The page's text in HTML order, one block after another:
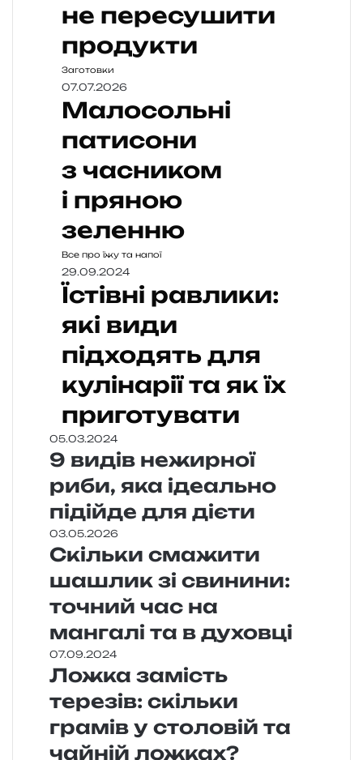
не пересушити
продукти
Заготовки
07.07.2026
Малосольні
патисони
з часником
і пряною
зеленню
Все про їжу та напої
29.09.2024
Їстівні равлики:
які види
підходять для
кулінарії та як їх
приготувати
05.03.2024
9 видів нежирної
риби, яка ідеально
підійде для дієти
03.05.2026
Скільки смажити
шашлик зі свинини:
точний час на
мангалі та в духовці
07.09.2024
Ложка замість
терезів: скільки
грамів у столовій та
чайній ложках?